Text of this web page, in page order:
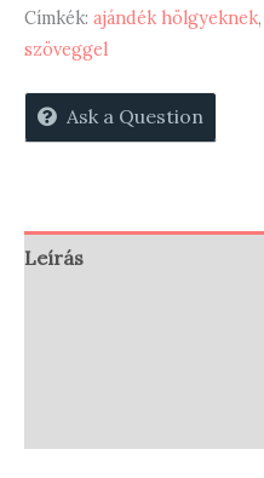
-
illatos
gyertya
mennyiség
Címkék: ajándék hölgyeknek,
szöveggel
Ask a Question
Leírás